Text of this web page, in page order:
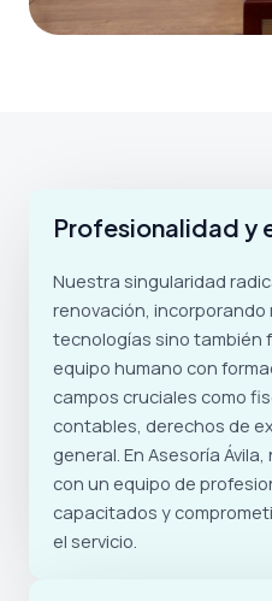
Profesionalidad y
Nuestra singularidad
renovación, incorporando
tecnologías sino también
equipo humano con
campos cruciales como
contables, derechos de
general. En Asesoría
con un equipo de
capacitados y
el servicio.